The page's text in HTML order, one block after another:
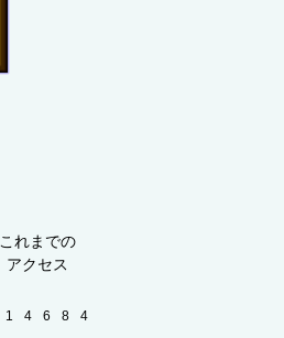
これまでの
アクセス
1 4 6 8 4